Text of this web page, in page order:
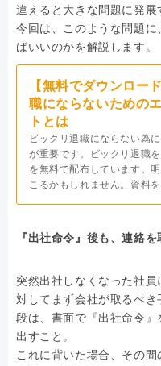
違えると大きな問題に発展
今回は、このような問題
ばいいのかを解説します。
【無料でダウンロー
職にならないための
トとは
ビックリ退職にならない為
が重要です。ビックリ退職
を無料で配布しています。
こるかもしれません。資料
『出社命令』後も、連絡
突然出社しなくなった社員
対してまず会社が取るべき
段は、書面で『出社命令』
出すこと。
これに背いた場合、その間